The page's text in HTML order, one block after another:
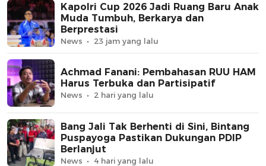
Kapolri Cup 2026 Jadi Ruang Baru Anak
Muda Tumbuh, Berkarya dan
Berprestasi
News 23 jam yang lalu
Achmad Fanani: Pembahasan RUU HAM
Harus Terbuka dan Partisipatif
News 2 hari yang lalu
Bang Jali Tak Berhenti di Sini, Bintang
Puspayoga Pastikan Dukungan PDIP
Berlanjut
News 4 hari yang lalu